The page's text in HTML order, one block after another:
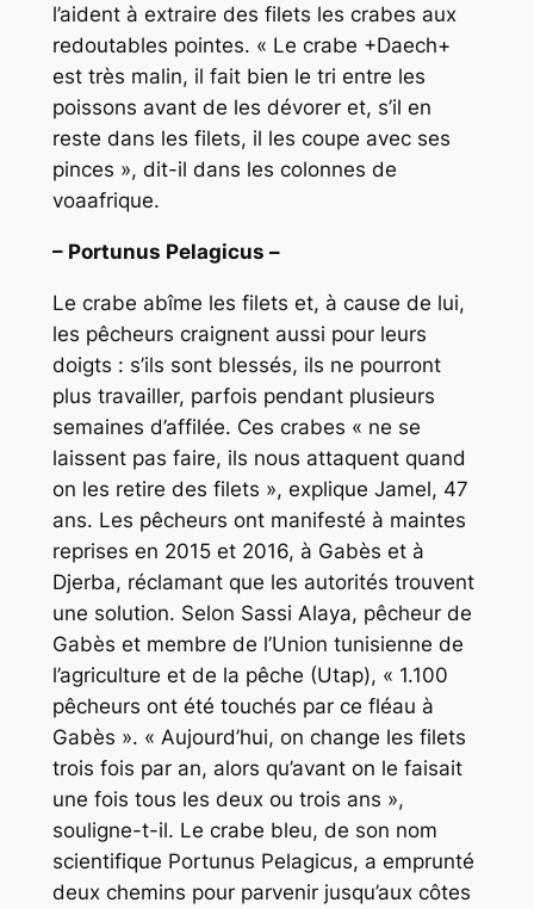
l’aident à extraire des filets les crabes aux
redoutables pointes. « Le crabe +Daech+
est très malin, il fait bien le tri entre les
poissons avant de les dévorer et, s’il en
reste dans les filets, il les coupe avec ses
pinces », dit-il dans les colonnes de
voaafrique.
– Portunus Pelagicus –
Le crabe abîme les filets et, à cause de lui,
les pêcheurs craignent aussi pour leurs
doigts : s’ils sont blessés, ils ne pourront
plus travailler, parfois pendant plusieurs
semaines d’affilée. Ces crabes « ne se
laissent pas faire, ils nous attaquent quand
on les retire des filets », explique Jamel, 47
ans. Les pêcheurs ont manifesté à maintes
reprises en 2015 et 2016, à Gabès et à
Djerba, réclamant que les autorités trouvent
une solution. Selon Sassi Alaya, pêcheur de
Gabès et membre de l’Union tunisienne de
l’agriculture et de la pêche (Utap), « 1.100
pêcheurs ont été touchés par ce fléau à
Gabès ». « Aujourd’hui, on change les filets
trois fois par an, alors qu’avant on le faisait
une fois tous les deux ou trois ans »,
souligne-t-il. Le crabe bleu, de son nom
scientifique Portunus Pelagicus, a emprunté
deux chemins pour parvenir jusqu’aux côtes